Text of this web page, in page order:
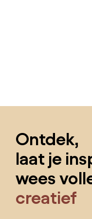
Ontdek,
laat je
wees
creatief